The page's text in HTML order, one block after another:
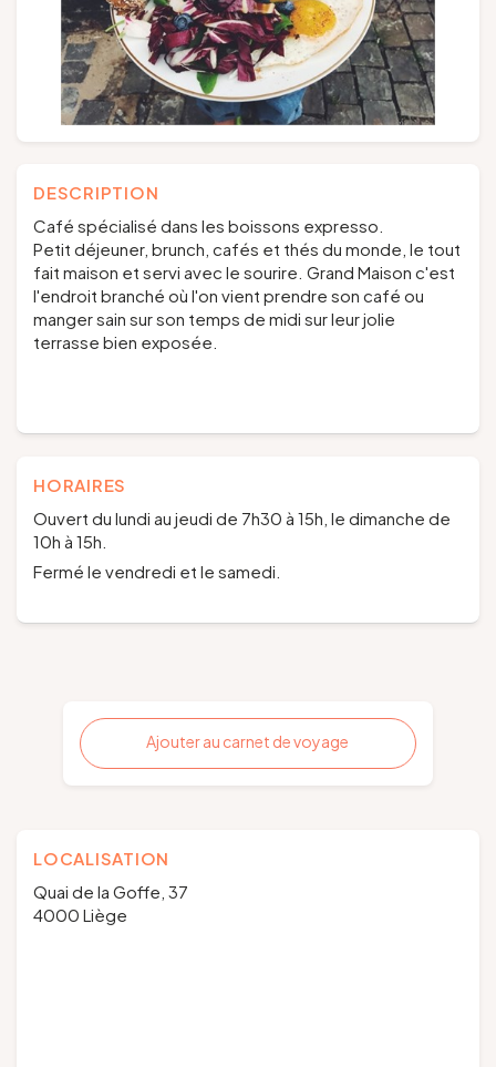
FR EN NL DE
DESCRIPTION
Café spécialisé dans les boissons expresso.
Petit déjeuner, brunch, cafés et thés du monde, le tout
fait maison et servi avec le sourire. Grand Maison c'est
l'endroit branché où l'on vient prendre son café ou
manger sain sur son temps de midi sur leur jolie
terrasse bien exposée.
HORAIRES
Ouvert du lundi au jeudi de 7h30 à 15h, le dimanche de
10h à 15h.
Fermé le vendredi et le samedi.
Ajouter au carnet de voyage
LOCALISATION
Quai de la Goffe, 37
4000 Liège